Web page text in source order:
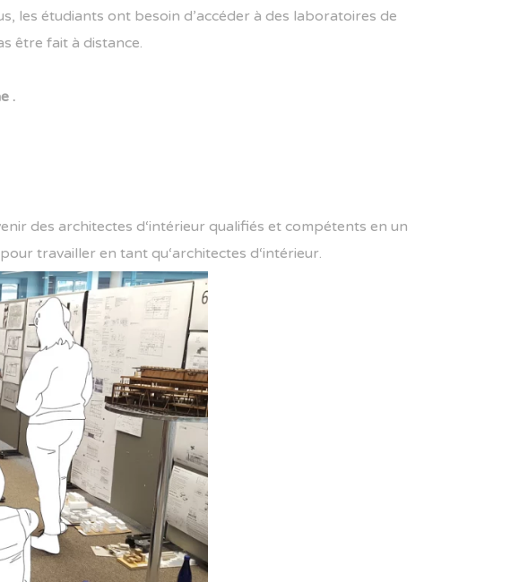
les étudiants ont besoin d’accéder à des laboratoires de
être fait à distance.
.
ir des architectes d‘intérieur qualifiés et compétents en un
pour travailler en tant qu‘architectes d‘intérieur.